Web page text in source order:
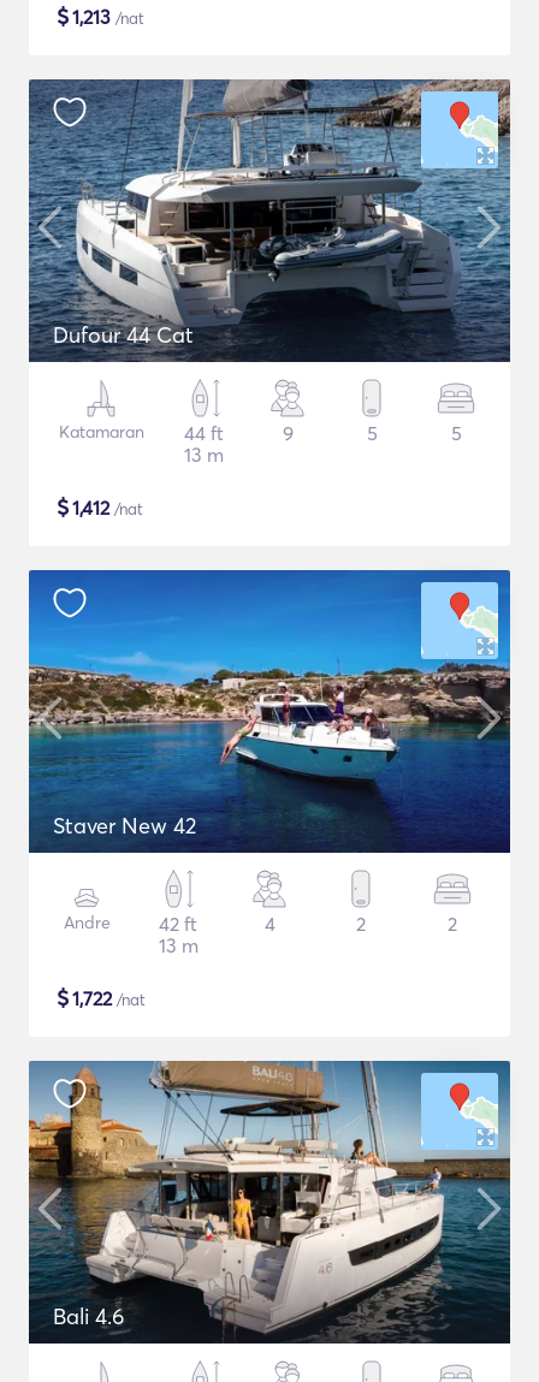
$1,213 /nat
Dufour 44 Cat
Katamaran
44 ft
13 m
9 5 5
$1,412/nat
Staver New 42
Andre
42 ft
13 m
4 2 2
$1,722/nat
Bali 4.6